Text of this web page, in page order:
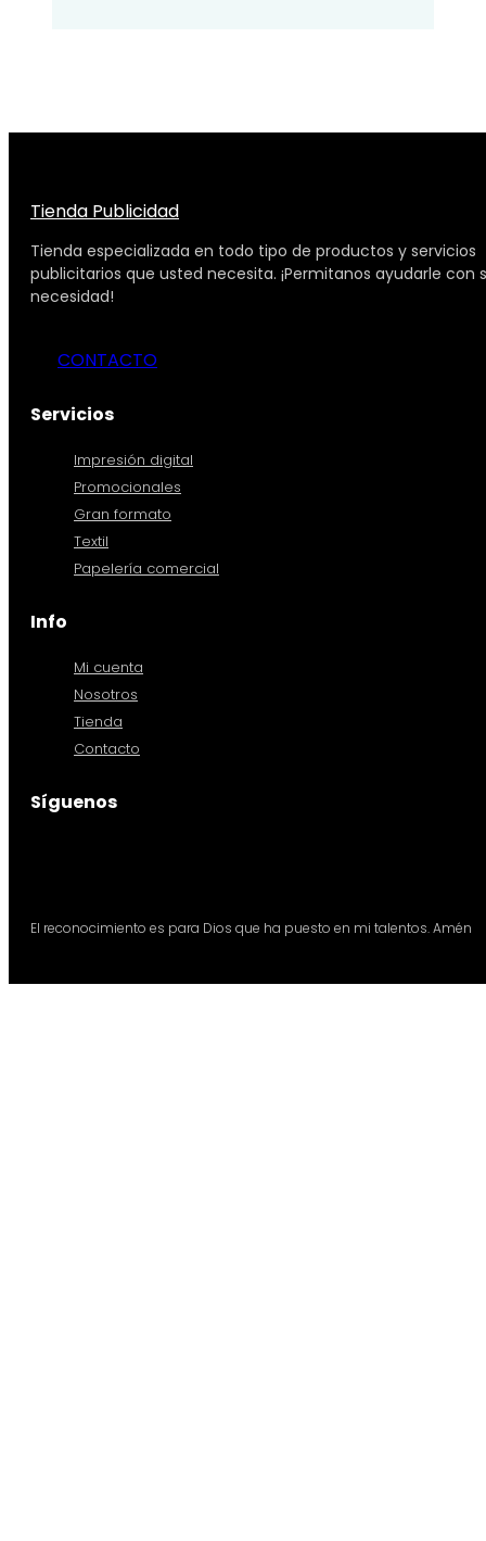
Tienda Publicidad
Tienda especializada en todo tipo de productos y servicios
publicitarios que usted necesita. ¡Permitanos ayudarle con
necesidad!
CONTACTO
Servicios
Impresión digital
Promocionales
Gran formato
Textil
Papelería comercial
Info
Mi cuenta
Nosotros
Tienda
Contacto
Síguenos
El reconocimiento es para Dios que ha puesto en mi talentos. Amén